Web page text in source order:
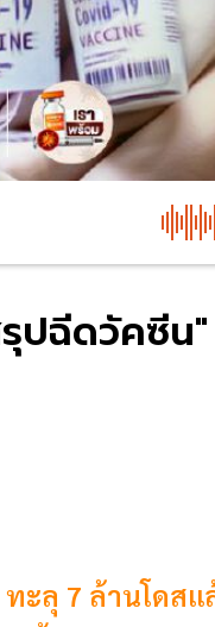
ปฉีดวัคซีน
ลุ 7 ล้านโดสแ